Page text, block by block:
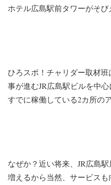
ホテル広島駅前タワーがそ
ひろスポ！チャリダー取材
事が進むJR広島駅ビルを中
すでに稼働している2カ所の
なぜか？近い将来、JR広島
増えるから当然、サービス